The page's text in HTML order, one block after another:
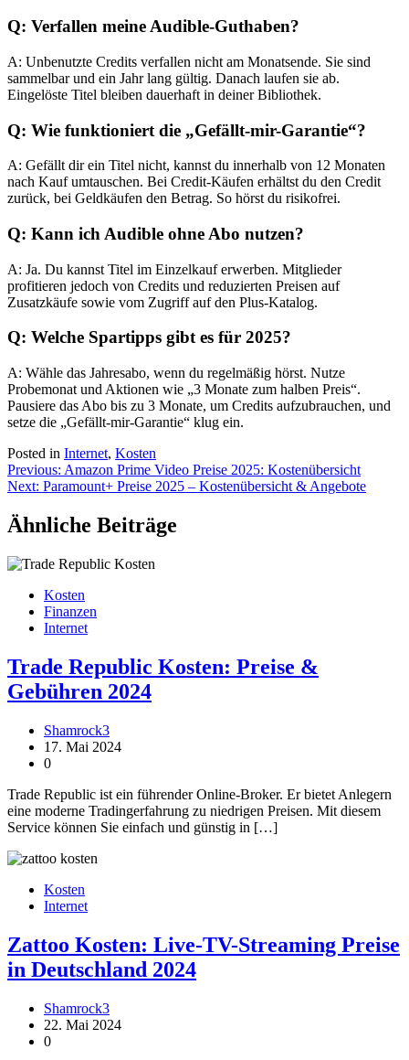
Q: Verfallen meine Audible-Guthaben?
A: Unbenutzte Credits verfallen nicht am Monatsende. Sie sind
sammelbar und ein Jahr lang gültig. Danach laufen sie ab.
Eingelöste Titel bleiben dauerhaft in deiner Bibliothek.
Q: Wie funktioniert die „Gefällt-mir-Garantie“?
A: Gefällt dir ein Titel nicht, kannst du innerhalb von 12 Monaten
nach Kauf umtauschen. Bei Credit-Käufen erhältst du den Credit
zurück, bei Geldkäufen den Betrag. So hörst du risikofrei.
Q: Kann ich Audible ohne Abo nutzen?
A: Ja. Du kannst Titel im Einzelkauf erwerben. Mitglieder
profitieren jedoch von Credits und reduzierten Preisen auf
Zusatzkäufe sowie vom Zugriff auf den Plus-Katalog.
Q: Welche Spartipps gibt es für 2025?
A: Wähle das Jahresabo, wenn du regelmäßig hörst. Nutze
Probemonat und Aktionen wie „3 Monate zum halben Preis“.
Pausiere das Abo bis zu 3 Monate, um Credits aufzubrauchen, und
setze die „Gefällt-mir-Garantie“ klug ein.
Posted in Internet, Kosten
Beitragsnavigation
Previous: Amazon Prime Video Preise 2025: Kostenübersicht
Next: Paramount+ Preise 2025 – Kostenübersicht & Angebote
Ähnliche Beiträge
Kosten
Finanzen
Internet
Trade Republic Kosten: Preise &
Gebühren 2024
Shamrock3
17. Mai 2024
0
Trade Republic ist ein führender Online-Broker. Er bietet Anlegern
eine moderne Tradingerfahrung zu niedrigen Preisen. Mit diesem
Service können Sie einfach und günstig in […]
Kosten
Internet
Zattoo Kosten: Live-TV-Streaming Preise
in Deutschland 2024
Shamrock3
22. Mai 2024
0